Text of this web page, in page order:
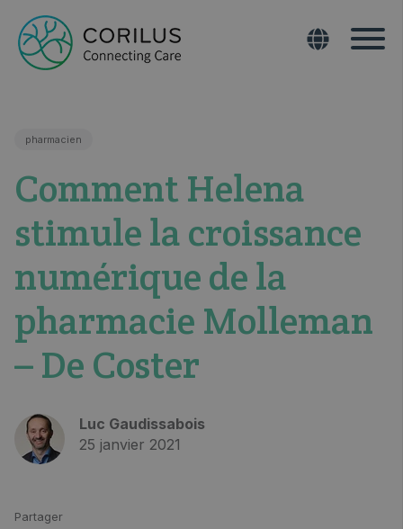
pharmacien
Comment Helena
stimule la croissance
numérique de la
pharmacie Molleman
– De Coster
Luc Gaudissabois
25 janvier 2021
Partager